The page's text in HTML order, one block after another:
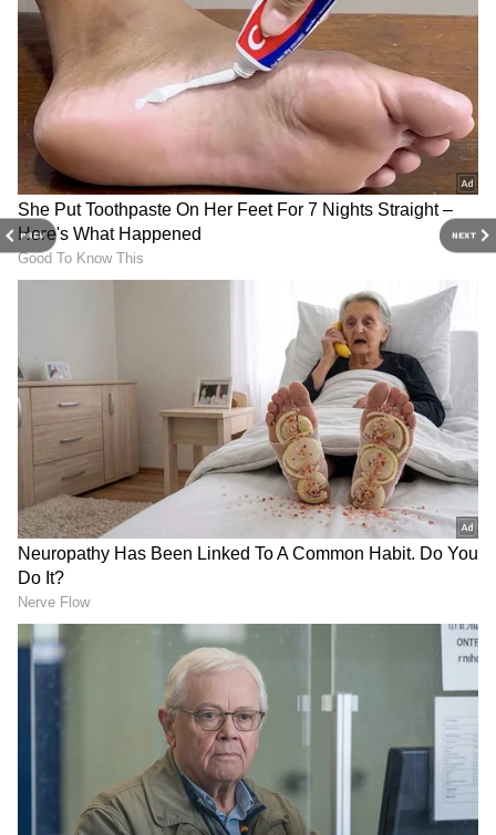
PREV NEXT
பிரச்சனையையும் தடுக்கும்.
Related Articles
Soap on Hair: தலையில் ஷாம்புக்கு
தப்பை மட்டும் பண்ணாதீங்க!
Grey Hair Tips: டை அடிக்காமலேயே நரை
முடிக்கு குட்பை! கிச்சனில் இருக்கும்
'இந்த' ஒரு பொருள் போதும்!